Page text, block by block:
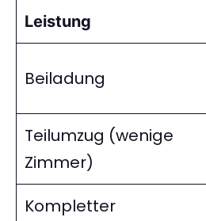
Leistung
Beiladung
Teilumzug (wenige
Zimmer)
Kompletter